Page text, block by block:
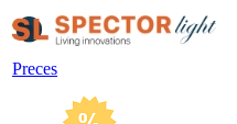
Preces